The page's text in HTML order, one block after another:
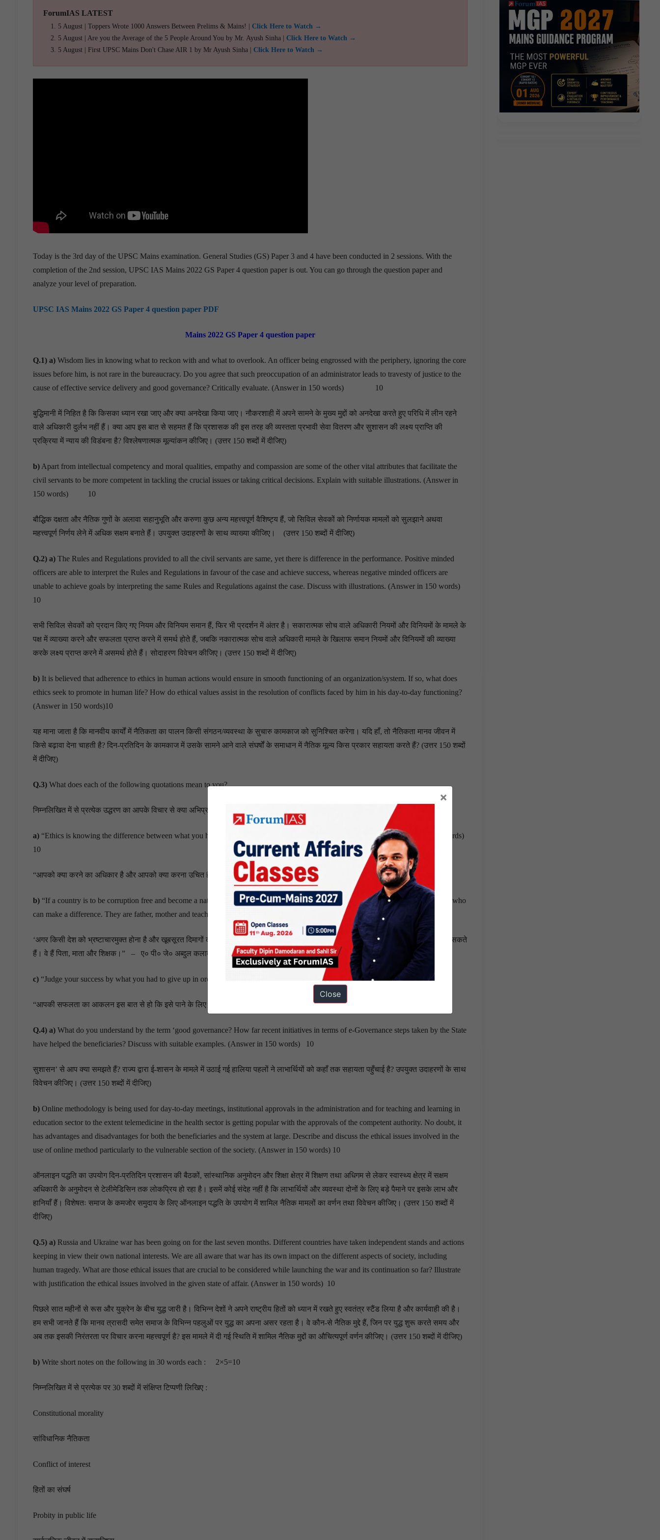
ForumIAS LATEST
5 August | Toppers Wrote 1000 Answers Between Prelims & Mains! | Click Here to Watch →
5 August | Are you the Average of the 5 People Around You by Mr. Ayush Sinha | Click Here to Watch →
5 August | First UPSC Mains Don't Chase AIR 1 by Mr Ayush Sinha | Click Here to Watch →
Today is the 3rd day of the UPSC Mains examination. General Studies (GS) Paper 3 and 4 have been conducted in 2 sessions. With the
completion of the 2nd session, UPSC IAS Mains 2022 GS Paper 4 question paper is out. You can go through the question paper and
analyze your level of preparation.
UPSC IAS Mains 2022 GS Paper 4 question paper PDF
Mains 2022 GS Paper 4 question paper
Q.1) a) Wisdom lies in knowing what to reckon with and what to overlook. An officer being engrossed with the periphery, ignoring the core
issues before him, is not rare in the bureaucracy. Do you agree that such preoccupation of an administrator leads to travesty of justice to the
cause of effective service delivery and good governance? Critically evaluate. (Answer in 150 words) 10
बुद्धिमानी में निहित है कि किसका ध्यान रखा जाए और क्या अनदेखा किया जाए। नौकरशाही में अपने सामने के मुख्य मुद्दों को अनदेखा करते हुए परिधि में लीन रहने
वाले अधिकारी दुर्लभ नहीं हैं। क्या आप इस बात से सहमत हैं कि प्रशासक की इस तरह की व्यस्तता प्रभावी सेवा वितरण और सुशासन की लक्ष्य प्राप्ति की
प्रक्रिया में न्याय की विडंबना है? विश्लेषणात्मक मूल्यांकन कीजिए। (उत्तर 150 शब्दों में दीजिए)
b) Apart from intellectual competency and moral qualities, empathy and compassion are some of the other vital attributes that facilitate the
civil servants to be more competent in tackling the crucial issues or taking critical decisions. Explain with suitable illustrations. (Answer in
150 words) 10
बौद्धिक दक्षता और नैतिक गुणों के अलावा सहानुभूति और करुणा कुछ अन्य महत्त्वपूर्ण वैशिष्ट्य हैं, जो सिविल सेवकों को निर्णायक मामलों को सुलझाने अथवा
महत्त्वपूर्ण निर्णय लेने में अधिक सक्षम बनाते हैं। उपयुक्त उदाहरणों के साथ व्याख्या कीजिए। (उत्तर 150 शब्दों में दीजिए)
Q.2) a) The Rules and Regulations provided to all the civil servants are same, yet there is difference in the performance. Positive minded
officers are able to interpret the Rules and Regulations in favour of the case and achieve success, whereas negative minded officers are
unable to achieve goals by interpreting the same Rules and Regulations against the case. Discuss with illustrations. (Answer in 150 words)
10
सभी सिविल सेवकों को प्रदान किए गए नियम और विनियम समान हैं, फिर भी प्रदर्शन में अंतर है। सकारात्मक सोच वाले अधिकारी नियमों और विनियमों के मामले के
पक्ष में व्याख्या करने और सफलता प्राप्त करने में समर्थ होते हैं, जबकि नकारात्मक सोच वाले अधिकारी मामले के खिलाफ समान नियमों और विनियमों की व्याख्या
करके लक्ष्य प्राप्त करने में असमर्थ होते हैं। सोदाहरण विवेचन कीजिए। (उत्तर 150 शब्दों में दीजिए)
b) It is believed that adherence to ethics in human actions would ensure in smooth functioning of an organization/system. If so, what does
ethics seek to promote in human life? How do ethical values assist in the resolution of conflicts faced by him in his day-to-day functioning?
(Answer in 150 words)10
यह माना जाता है कि मानवीय कार्यों में नैतिकता का पालन किसी संगठन/व्यवस्था के सुचारु कामकाज को सुनिश्चित करेगा। यदि हाँ, तो नैतिकता मानव जीवन में
किसे बढ़ावा देना चाहती है? दिन-प्रतिदिन के कामकाज में उसके सामने आने वाले संघर्षों के समाधान में नैतिक मूल्य किस प्रकार सहायता करते हैं? (उत्तर 150 शब्दों
में दीजिए)
Q.3) What does each of the following quotations mean to you?
निम्नलिखित में से प्रत्येक उद्धरण का आपके विचार से क्या अभिप्राय है?
a) “Ethics is knowing the difference between what you have the right to do and what is right to do.” -Potter Stewart (Answer in 150 words)
10
“आपको क्या करने का अधिकार है और आपको क्या करना उचित है के बीच के अंतर को जानना नैतिकता है।” -पॉटर स्टीवर्ट (उत्तर 150 शब्दों में दीजिए)
b) “If a country is to be corruption free and become a nation of beautiful minds, I strongly feel that there are three key societal members who
can make a difference. They are father, mother and teacher.” -A. P. J. Abdul Kalam (Answer in 150 words) 10
‘अगर किसी देश को भ्रष्टाचारमुक्त होना है और खूबसूरत दिमागों का देश बनना है, तो मैं दृढ़ता से मानता हूँ कि तीन प्रमुख सामाजिक सदस्य हैं, जो बदलाव ला सकते
हैं। वे हैं पिता, माता और शिक्षक।” – ए० पी० जे० अब्दुल कलाम (उत्तर 150 शब्दों में दीजिए)
c) “Judge your success by what you had to give up in order to get it.” – Dalai Lama (Answer in 150 words) 10
“आपकी सफलता का आकलन इस बात से हो कि इसे पाने के लिए आपको क्या छोड़ना पड़ा।” – दलाई लामा (उत्तर 150 शब्दों में दीजिए)
Q.4) a) What do you understand by the term ‘good governance? How far recent initiatives in terms of e-Governance steps taken by the State
have helped the beneficiaries? Discuss with suitable examples. (Answer in 150 words) 10
सुशासन’ से आप क्या समझते हैं? राज्य द्वारा ई-शासन के मामले में उठाई गई हालिया पहलों ने लाभार्थियों को कहाँ तक सहायता पहुँचाई है? उपयुक्त उदाहरणों के साथ
विवेचन कीजिए। (उत्तर 150 शब्दों में दीजिए)
b) Online methodology is being used for day-to-day meetings, institutional approvals in the administration and for teaching and learning in
education sector to the extent telemedicine in the health sector is getting popular with the approvals of the competent authority. No doubt, it
has advantages and disadvantages for both the beneficiaries and the system at large. Describe and discuss the ethical issues involved in the
use of online method particularly to the vulnerable section of the society. (Answer in 150 words) 10
ऑनलाइन पद्धति का उपयोग दिन-प्रतिदिन प्रशासन की बैठकों, सांस्थानिक अनुमोदन और शिक्षा क्षेत्र में शिक्षण तथा अधिगम से लेकर स्वास्थ्य क्षेत्र में सक्षम
अधिकारी के अनुमोदन से टेलीमेडिसिन तक लोकप्रिय हो रहा है। इसमें कोई संदेह नहीं है कि लाभार्थियों और व्यवस्था दोनों के लिए बड़े पैमाने पर इसके लाभ और
हानियाँ हैं। विशेषतः समाज के कमजोर समुदाय के लिए ऑनलाइन पद्धति के उपयोग में शामिल नैतिक मामलों का वर्णन तथा विवेचन कीजिए। (उत्तर 150 शब्दों में
दीजिए)
Q.5) a) Russia and Ukraine war has been going on for the last seven months. Different countries have taken independent stands and actions
keeping in view their own national interests. We are all aware that war has its own impact on the different aspects of society, including
human tragedy. What are those ethical issues that are crucial to be considered while launching the war and its continuation so far? Illustrate
with justification the ethical issues involved in the given state of affair. (Answer in 150 words) 10
पिछले सात महीनों से रूस और युक्रेन के बीच युद्ध जारी है। विभिन्न देशों ने अपने राष्ट्रीय हितों को ध्यान में रखते हुए स्वतंत्र स्टैंड लिया है और कार्यवाही की है।
हम सभी जानते हैं कि मानव त्रासदी समेत समाज के विभिन्न पहलुओं पर युद्ध का अपना असर रहता है। वे कौन-से नैतिक मुद्दे हैं, जिन पर युद्ध शुरू करते समय और
अब तक इसकी निरंतरता पर विचार करना महत्त्वपूर्ण है? इस मामले में दी गई स्थिति में शामिल नैतिक मुद्दों का औचित्यपूर्ण वर्णन कीजिए। (उत्तर 150 शब्दों में दीजिए)
b) Write short notes on the following in 30 words each : 2×5=10
निम्नलिखित में से प्रत्येक पर 30 शब्दों में संक्षिप्त टिप्पणी लिखिए :
Constitutional morality
सांविधानिक नैतिकता
Conflict of interest
हितों का संघर्ष
Probity in public life
×
Close